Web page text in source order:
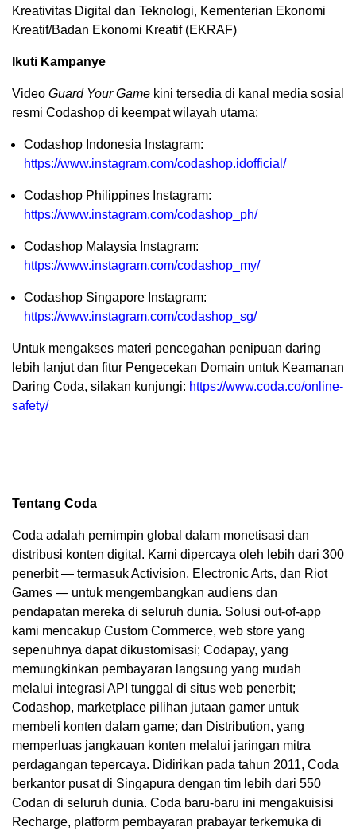
Kreativitas Digital dan Teknologi, Kementerian Ekonomi
Kreatif/Badan Ekonomi Kreatif (EKRAF)
Ikuti Kampanye
Video Guard Your Game kini tersedia di kanal media sosial
resmi Codashop di keempat wilayah utama:
Codashop Indonesia Instagram:
https://www.instagram.com/codashop.idofficial/
Codashop Philippines Instagram:
https://www.instagram.com/codashop_ph/
Codashop Malaysia Instagram:
https://www.instagram.com/codashop_my/
Codashop Singapore Instagram:
https://www.instagram.com/codashop_sg/
Untuk mengakses materi pencegahan penipuan daring
lebih lanjut dan fitur Pengecekan Domain untuk Keamanan
Daring Coda, silakan kunjungi: https://www.coda.co/online-
safety/
Tentang Coda
Coda adalah pemimpin global dalam monetisasi dan
distribusi konten digital. Kami dipercaya oleh lebih dari 300
penerbit — termasuk Activision, Electronic Arts, dan Riot
Games — untuk mengembangkan audiens dan
pendapatan mereka di seluruh dunia. Solusi out-of-app
kami mencakup Custom Commerce, web store yang
sepenuhnya dapat dikustomisasi; Codapay, yang
memungkinkan pembayaran langsung yang mudah
melalui integrasi API tunggal di situs web penerbit;
Codashop, marketplace pilihan jutaan gamer untuk
membeli konten dalam game; dan Distribution, yang
memperluas jangkauan konten melalui jaringan mitra
perdagangan tepercaya. Didirikan pada tahun 2011, Coda
berkantor pusat di Singapura dengan tim lebih dari 550
Codan di seluruh dunia. Coda baru-baru ini mengakuisisi
Recharge, platform pembayaran prabayar terkemuka di